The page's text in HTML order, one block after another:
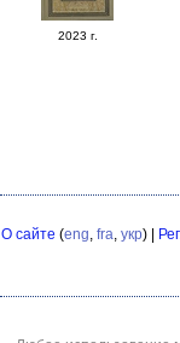
2023 г.
О сайте (eng, fra, укр) |